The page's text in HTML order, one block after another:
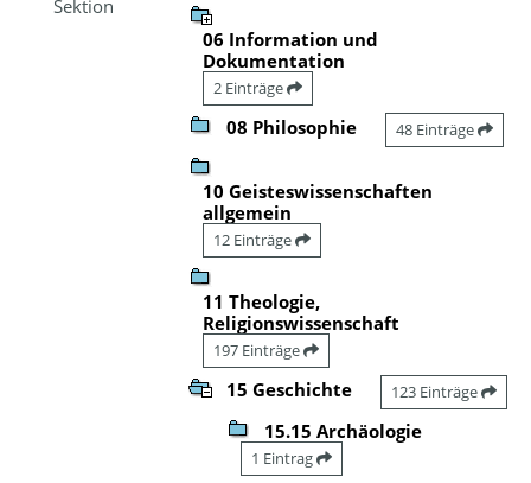
Sektion
06 Information und
Dokumentation
2 Einträge
08 Philosophie 48 Einträge
10 Geisteswissenschaften
allgemein
12 Einträge
11 Theologie,
Religionswissenschaft
197 Einträge
15 Geschichte 123 Einträge
15.15 Archäologie
1 Eintrag